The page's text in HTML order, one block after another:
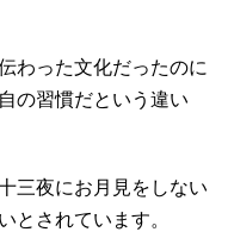
わった文化だったのに
の習慣だという違い
三夜にお月見をしない
とされています。